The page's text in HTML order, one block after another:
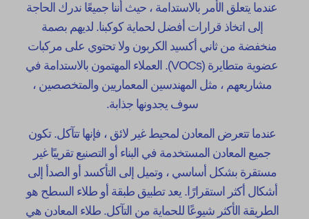
عندما يتعلق الأمر بالاستدامة ، حيث أننا جميعًا ندرك الحاجة
إلى اتخاذ قرارات أفضل لحماية كوكبنا. لديهم بصمة
منخفضة من ثاني أكسيد الكربون ولا تحتوي على مركبات
عضوية متطايرة (VOCs). العملاء المهتمون بالاستدامة في
مشاريعهم ، مثل المهندسين المعماريين والمتخصصين ،
سوف يجدونها جذابة.
عندما تتعرض المعادن لمحيط غير لائق ، فإنها تتآكل. تكون
جميع المعادن المستخدمة في البناء أو التصنيع تقريبًا غير
مستقرة بشكل أساسي ، وتميل إلى التأكسد أو الصدأ إلى
أشكال أكثر استقرارًا. يعد تطبيق طبقة أو طلاء السطح هو
الطريقة الأكثر شيوعًا للحماية من التآكل. طلاء المعادن هي